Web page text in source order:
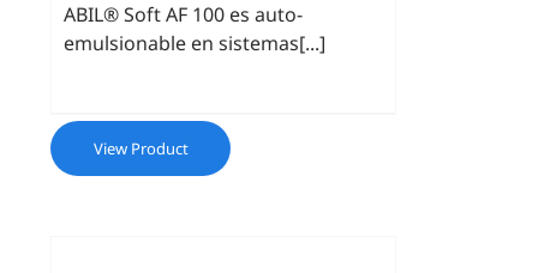
ABIL® Soft AF 100 es auto-
emulsionable en sistemas[...]
View Product